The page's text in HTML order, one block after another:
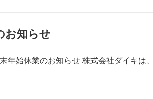
お知らせ
年始休業のお知らせ 株式会社ダイキは